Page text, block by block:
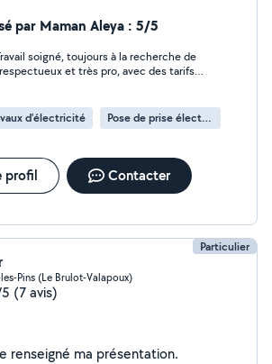
par Maman Aleya : 5/5
soigné, toujours à la recherche de
et très pro, avec des tarifs
d’électricité Pose de prise électrique
profil Contacter
Particulier
Pins (Le Brulot-Valapoux)
(7 avis)
Je n'ai pas encore renseigné ma présentation.